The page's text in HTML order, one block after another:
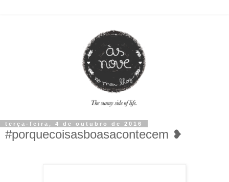
terça-feira, 4 de outubro de 2016
#porquecoisasboasacontecem ❥